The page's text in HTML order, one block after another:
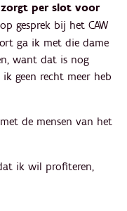
per slot voor
gesprek bij het CAW
ga ik met die dame
want dat is nog
geen recht meer heb
de mensen van het
ik wil profiteren,